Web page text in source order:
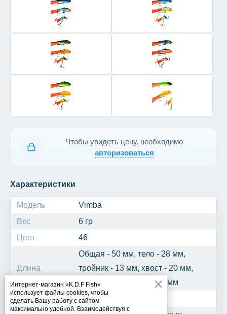
Интернет-магазин «K.D.F Fish»
использует файлы cookies, чтобы
сделать Вашу работу с сайтом
максимально удобной. Взаимодействуя с
Чтобы увидеть цену, необходимо
авторизоваться
Характеристики
Модель
Vimba
Вес
6 гр
Цвет
46
Длина
Общая - 50 мм, тело - 28 мм,
тройник - 13 мм, хвост - 20 мм,
крючок одинарный - 10 мм
Рыба
Берш, голавль